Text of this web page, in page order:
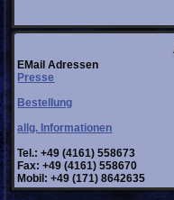
EMail Adressen
Presse
Bestellung
allg. Informationen
Tel.: +49 (4161) 558673
Fax: +49 (4161) 558670
Mobil: +49 (171) 8642635